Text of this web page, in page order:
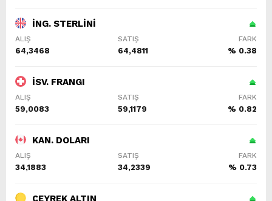
İNG. STERLİNİ
ALIŞ SATIŞ FARK
64,3468 64,4811 % 0.38
İSV. FRANGI
ALIŞ SATIŞ FARK
59,0083 59,1179 % 0.82
KAN. DOLARI
ALIŞ SATIŞ FARK
34,1883 34,2339 % 0.73
ÇEYREK ALTIN